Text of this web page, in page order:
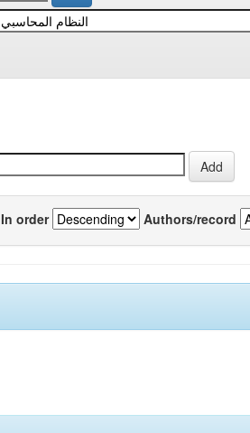
In order Authors/record